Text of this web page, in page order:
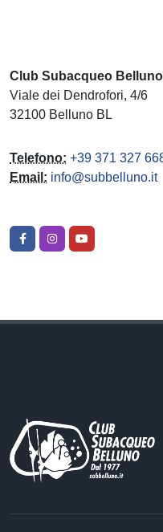
Club Subacqueo Belluno
Viale dei Dendrofori, 4/6
32100 Belluno BL
Telefono: +39 371 327
Email: info@subbelluno.it